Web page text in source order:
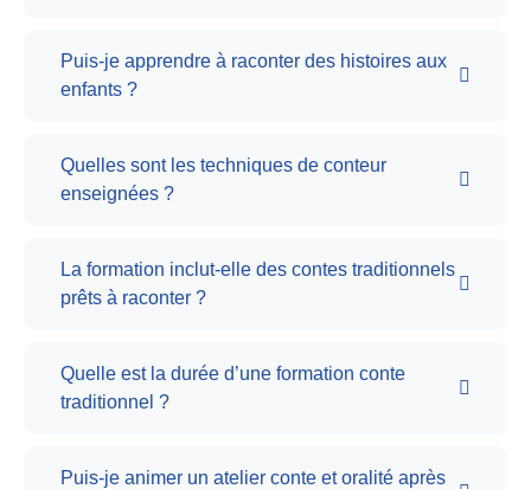
Puis-je apprendre à raconter des histoires aux
enfants ?
Quelles sont les techniques de conteur
enseignées ?
La formation inclut-elle des contes traditionnels
prêts à raconter ?
Quelle est la durée d’une formation conte
traditionnel ?
Puis-je animer un atelier conte et oralité après